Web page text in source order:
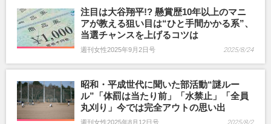
注目は大谷翔平!? 懸賞歴10年以上のマニ
アが教える狙い目は“ひと手間かかる系”、
当選チャンスを上げるコツは
週刊女性2025年9月2日号 2025/8/24
昭和・平成世代に聞いた部活動“謎ルー
ル”「体罰は当たり前」「水禁止」「全員
丸刈り」今では完全アウトの思い出
週刊女性2025年8月12日号